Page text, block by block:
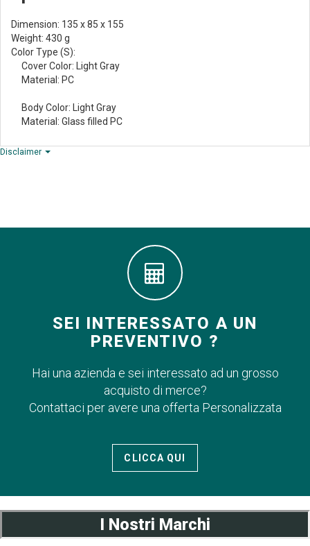
Dimension: 135 x 85 x 155
Weight: 430 g
Color Type (S):
Cover Color: Light Gray
Material: PC
Body Color: Light Gray
Material: Glass filled PC
Disclaimer
SEI INTERESSATO A UN
PREVENTIVO ?
Hai una azienda e sei interessato ad un grosso
acquisto di merce?
Contattaci per avere una offerta Personalizzata
CLICCA QUI
I Nostri Marchi